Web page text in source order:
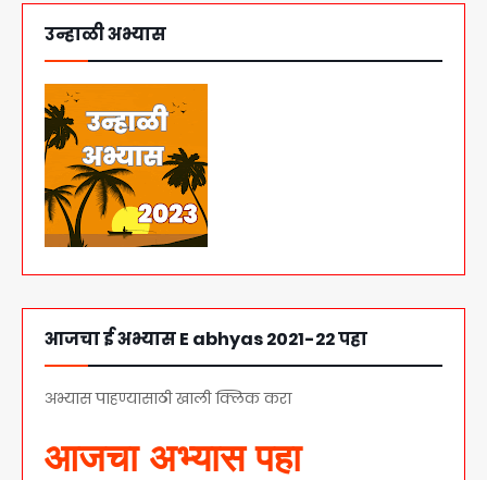
उन्हाळी अभ्यास
आजचा ई अभ्यास E abhyas 2021-22 पहा
अभ्यास पाहण्यासाठी खाली क्लिक करा
आजचा अभ्यास पहा